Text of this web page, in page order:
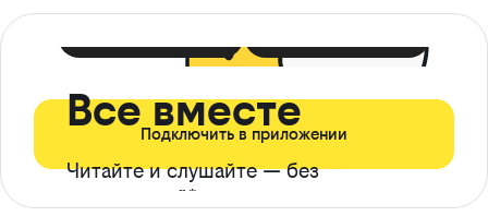
Все вместе
Читайте и слушайте — без
ограничений*
Подключить в приложении